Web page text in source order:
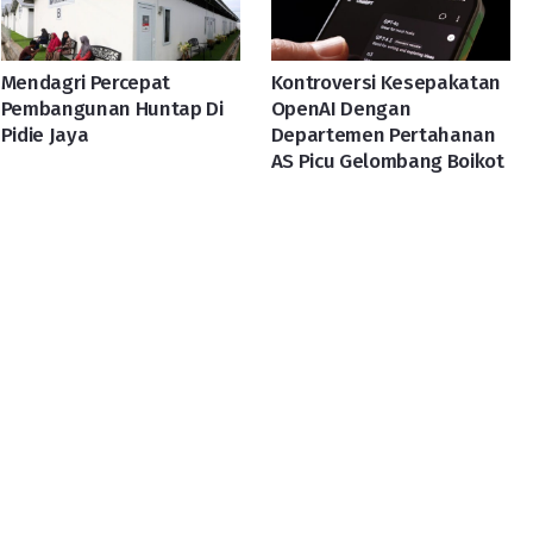
Mendagri Percepat
Pembangunan Huntap Di
Pidie Jaya
Kontroversi Kesepakatan
OpenAI Dengan
Departemen Pertahanan
AS Picu Gelombang Boikot